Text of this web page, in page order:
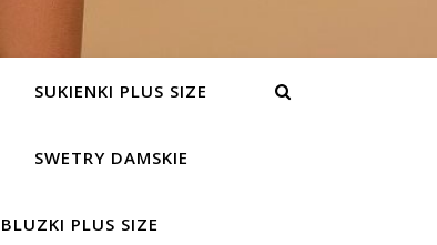
SUKIENKI PLUS SIZE
SWETRY DAMSKIE
BLUZKI PLUS SIZE